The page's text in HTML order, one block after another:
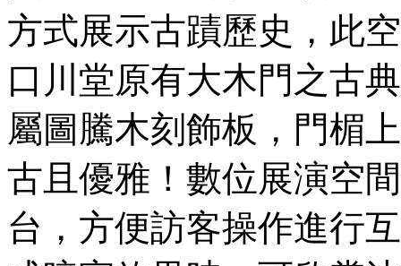
方式展示古蹟歷史，此
口川堂原有大木門之古
屬圖騰木刻飾板，門楣
古且優雅！數位展演空
台，方便訪客操作進行